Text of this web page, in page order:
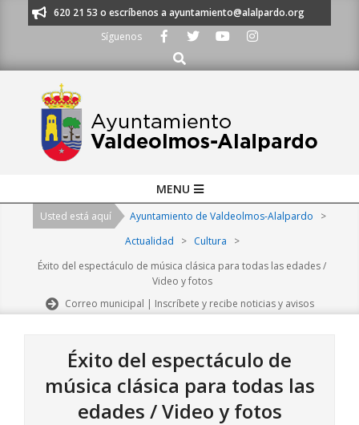
al 91 620 21 53 o escríbenos a ayuntamiento@alalpardo.org
Síguenos
Buscar
Navigation
MENU
Usted está aquí Ayuntamiento de Valdeolmos-Alalpardo
>
Actualidad
> Cultura
>
Éxito del espectáculo de música clásica para todas las edades /
Video y fotos
Correo municipal | Inscríbete y recibe noticias y avisos
Éxito del espectáculo de
música clásica para todas las
edades / Video y fotos